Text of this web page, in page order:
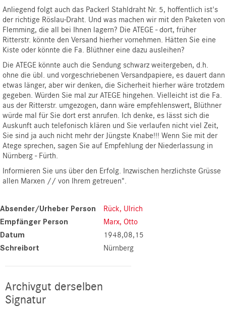
Anliegend folgt auch das Packerl Stahldraht Nr. 5, hoffentlich ist's
der richtige Röslau-Draht. Und was machen wir mit den Paketen von
Flemming, die all bei Ihnen lagern? Die ATEGE - dort, früher
Ritterstr. könnte den Versand hierher vornehmen. Hätten Sie eine
Kiste oder könnte die Fa. Blüthner eine dazu ausleihen?
Die ATEGE könnte auch die Sendung schwarz weitergeben, d.h.
ohne die übl. und vorgeschriebenen Versandpapiere, es dauert dann
etwas länger, aber wir denken, die Sicherheit hierher wäre trotzdem
gegeben. Würden Sie mal zur ATEGE hingehen. Vielleicht ist die Fa.
aus der Ritterstr. umgezogen, dann wäre empfehlenswert, Blüthner
würde mal für Sie dort erst anrufen. Ich denke, es lässt sich die
Auskunft auch telefonisch klären und Sie verlaufen nicht viel Zeit,
Sie sind ja auch nicht mehr der Jüngste Knabe!!! Wenn Sie mit der
Atege sprechen, sagen Sie auf Empfehlung der Niederlassung in
Nürnberg - Fürth.
Informieren Sie uns über den Erfolg. Inzwischen herzlichste Grüsse
allen Marxen // von Ihrem getreuen".
Absender/Urheber Person Rück, Ulrich
Empfänger Person Marx, Otto
Datum 1948,08,15
Schreibort Nürnberg
Archivgut derselben
Signatur